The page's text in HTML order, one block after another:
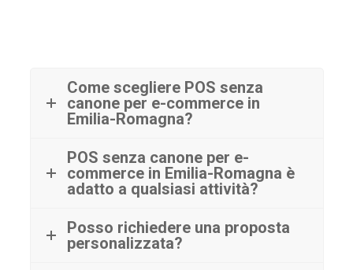
Come scegliere POS senza
canone per e-commerce in
Emilia-Romagna?
POS senza canone per e-
commerce in Emilia-Romagna è
adatto a qualsiasi attività?
Posso richiedere una proposta
personalizzata?